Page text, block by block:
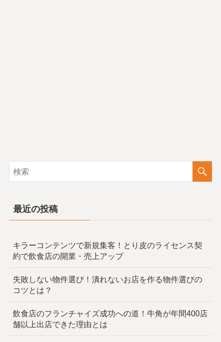
最近の投稿
キラーコンテンツで新規集客！とり皮のライセンス契
約で飲食店の開業・売上アップ
失敗しない物件選び！潰れないお店を作る物件選びの
コツとは？
飲食店のフランチャイズ成功への道！牛角が年間400店
舗以上出店できた理由とは